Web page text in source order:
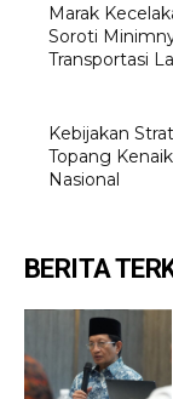
Marak
Soroti
Transportasi
Kebijakan
Topang
Nasional
BERITA